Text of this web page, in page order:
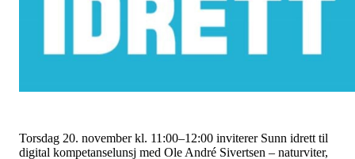
Torsdag 20. november kl. 11:00–12:00 inviterer Sunn idrett til
digital kompetanselunsj med Ole André Sivertsen – naturviter,